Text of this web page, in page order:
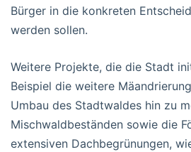
Bürger in die konkreten
werden sollen.
Weitere Projekte, die die Stadt
Beispiel die weitere
Umbau des Stadtwaldes hin zu
Mischwaldbeständen sowie die
extensiven Dachbegrünungen,